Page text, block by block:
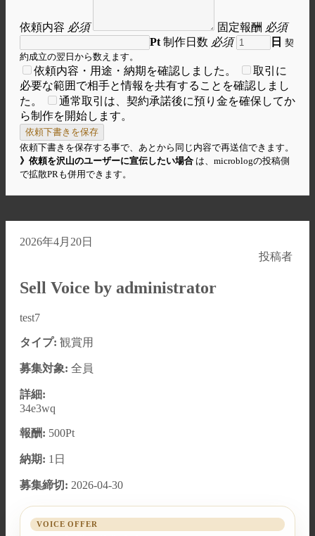
依頼内容 必須 固定報酬 必須
Pt 制作日数 必須 日 契
約成立の翌日から数えます。
依頼内容・用途・納期を確認しました。
取引に
必要な範囲で相手と情報を共有することを確認しまし
た。
通常取引は、契約承諾後に預り金を確保してか
ら制作を開始します。
依頼下書きを保存
依頼下書きを保存する事で、あとから同じ内容で再送信できます。
》依頼を沢山のユーザーに宣伝したい場合 は、microblogの投稿側
で拡散PRも併用できます。
2026年4月20日
投稿者
Sell Voice by administrator
test7
タイプ: 観賞用
募集対象: 全員
詳細:
34e3wq
報酬: 500Pt
納期: 1日
募集締切: 2026-04-30
VOICE OFFER